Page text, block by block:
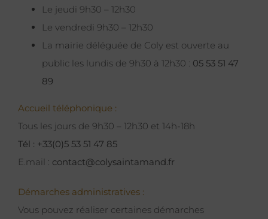
Le jeudi 9h30 – 12h30
Le vendredi 9h30 – 12h30
La mairie déléguée de Coly est ouverte au
public les lundis de 9h30 à 12h30 : 05 53 51 47
89
Accueil téléphonique :
Tous les jours de 9h30 – 12h30 et 14h-18h
Tél : +33(0)5 53 51 47 85
E.mail : contact@colysaintamand.fr
Démarches administratives :
Vous pouvez réaliser certaines démarches